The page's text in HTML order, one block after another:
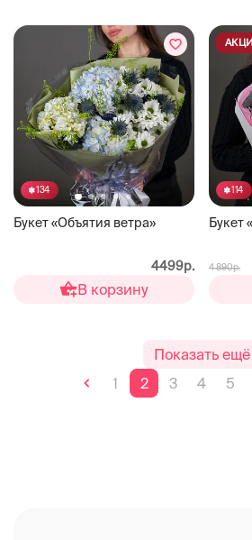
134
Букет «Объятия ветра»
4499р.
В корзину
114
Букет
4 890р.
Показать ещё
1
2 3 4 5